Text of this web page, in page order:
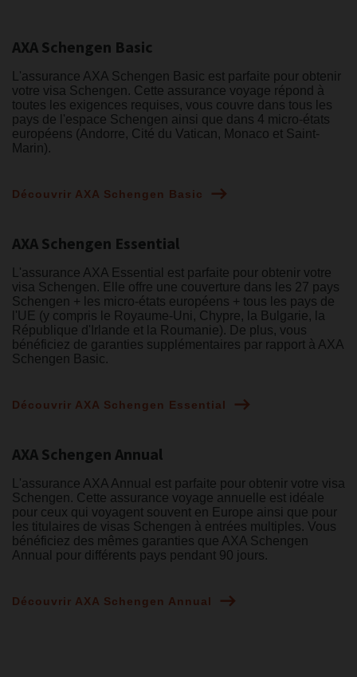
AXA Schengen Basic
L'assurance AXA Schengen Basic est parfaite pour obtenir
votre visa Schengen. Cette assurance voyage répond à
toutes les exigences requises, vous couvre dans tous les
pays de l'espace Schengen ainsi que dans 4 micro-états
européens (Andorre, Cité du Vatican, Monaco et Saint-
Marin).
Découvrir AXA Schengen Basic
AXA Schengen Essential
L'assurance AXA Essential est parfaite pour obtenir votre
visa Schengen. Elle offre une couverture dans les 27 pays
Schengen + les micro-états européens + tous les pays de
l'UE (y compris le Royaume-Uni, Chypre, la Bulgarie, la
République d'Irlande et la Roumanie). De plus, vous
bénéficiez de garanties supplémentaires par rapport à AXA
Schengen Basic.
Découvrir AXA Schengen Essential
AXA Schengen Annual
L'assurance AXA Annual est parfaite pour obtenir votre visa
Schengen. Cette assurance voyage annuelle est idéale
pour ceux qui voyagent souvent en Europe ainsi que pour
les titulaires de visas Schengen à entrées multiples. Vous
bénéficiez des mêmes garanties que AXA Schengen
Annual pour différents pays pendant 90 jours.
Découvrir AXA Schengen Annual